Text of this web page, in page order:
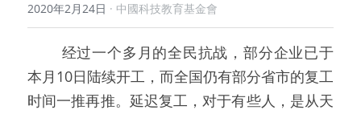
本會章程
助學計劃
入學禮券
聯繫我們
網路無障礙聲明
2020年2月24日 · 中國科技教育基金會
经过一个多月的全民抗战，部分企业已于
本月10日陆续开工，而全国仍有部分省市的复工
时间一推再推。延迟复工，对于有些人，是从天